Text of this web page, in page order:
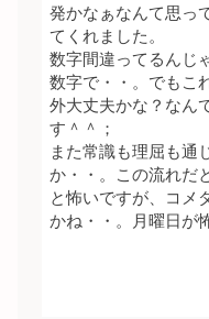
発かなぁなんて思っ
てくれました。
数字間違ってるんじ
数字で・・。でもこ
外大丈夫かな？なん
す＾＾；
また常識も理屈も通
か・・。この流れだ
と怖いですが、コメ
かね・・。月曜日が